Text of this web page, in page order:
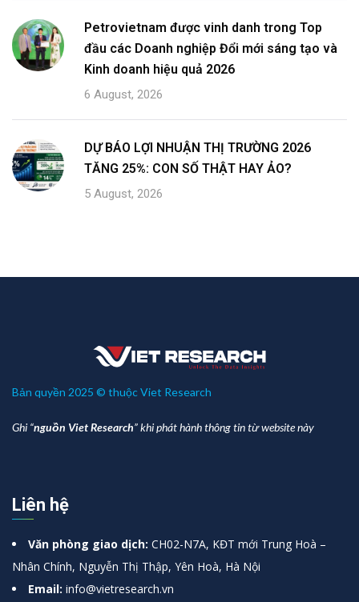
Petrovietnam được vinh danh trong Top
đầu các Doanh nghiệp Đổi mới sáng tạo và
Kinh doanh hiệu quả 2026
6 August, 2026
DỰ BÁO LỢI NHUẬN THỊ TRƯỜNG 2026
TĂNG 25%: CON SỐ THẬT HAY ẢO?
5 August, 2026
Bản quyền 2025 © thuộc Viet Research
Ghi “nguồn Viet Research” khi phát hành thông tin từ website này
Liên hệ
Văn phòng giao dịch: CH02-N7A, KĐT mới Trung Hoà –
Nhân Chính, Nguyễn Thị Thập, Yên Hoà, Hà Nội
Email: info@vietresearch.vn